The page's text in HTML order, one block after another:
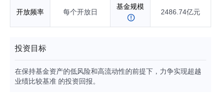
开放频率 每个开放日
基金规模
2486.74亿元
投资目标
在保持基金资产的低风险和高流动性的前提下，力争实现超越
业绩比较基准 的投资回报。